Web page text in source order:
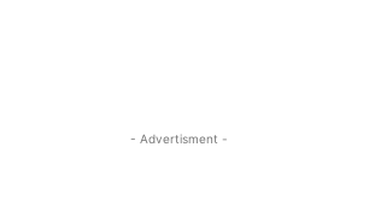
- Advertisment -